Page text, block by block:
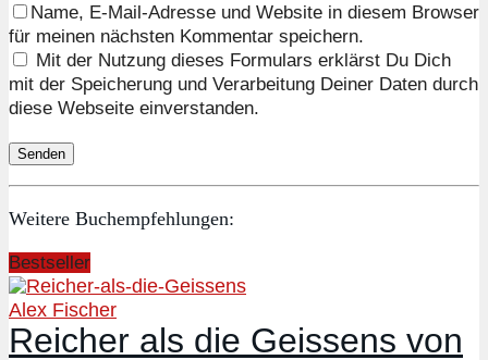
Name, E-Mail-Adresse und Website in diesem Browser
für meinen nächsten Kommentar speichern.
Mit der Nutzung dieses Formulars erklärst Du Dich
mit der Speicherung und Verarbeitung Deiner Daten durch
diese Webseite einverstanden.
Weitere Buchempfehlungen:
Bestseller
Alex Fischer
Reicher als die Geissens von